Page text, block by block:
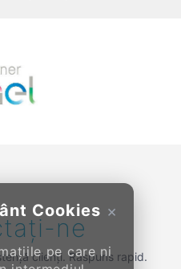
×
Cookies
pe care ni
ne
clienți. Răspuns rapid.